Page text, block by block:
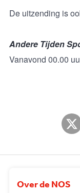
De uitzending is
Andere Tijden
Vanavond 00.00
Over de NOS